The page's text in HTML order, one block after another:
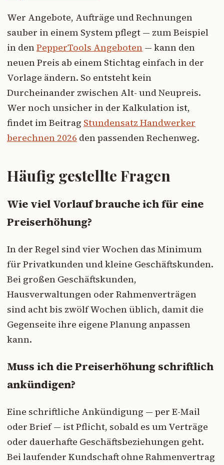
Wer Angebote, Aufträge und Rechnungen
sauber in einem System pflegt — zum Beispiel
in denPepperTools Angeboten — kann den
neuen Preis ab einem Stichtag einfach in der
Vorlage ändern. So entsteht kein
Durcheinander zwischen Alt- und Neupreis.
Wer noch unsicher in der Kalkulation ist,
findet im Beitrag Stundensatz Handwerker
berechnen 2026 den passenden Rechenweg.
Häufig gestellte Fragen
Wie viel Vorlauf brauche ich für eine
Preiserhöhung?
In der Regel sind vier Wochen das Minimum
für Privatkunden und kleine Geschäftskunden.
Bei großen Geschäftskunden,
Hausverwaltungen oder Rahmenverträgen
sind acht bis zwölf Wochen üblich, damit die
Gegenseite ihre eigene Planung anpassen
kann.
Muss ich die Preiserhöhung schriftlich
ankündigen?
Eine schriftliche Ankündigung — per E-Mail
oder Brief — ist Pflicht, sobald es um Verträge
oder dauerhafte Geschäftsbeziehungen geht.
Bei laufender Kundschaft ohne Rahmenvertrag